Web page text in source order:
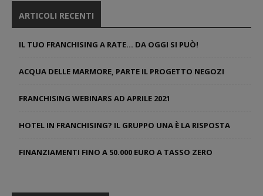
ARTICOLI RECENTI
IL TUO FRANCHISING A RATE… DA OGGI SI PUÒ!
ACQUA DELLE MARMORE, PARTE IL PROGETTO NEGOZI
FRANCHISING WEBINARS AD APRILE 2021
HOTEL IN FRANCHISING? IL GRUPPO UNA È LA RISPOSTA
FINANZIAMENTI FINO A 50.000 EURO A TASSO ZERO